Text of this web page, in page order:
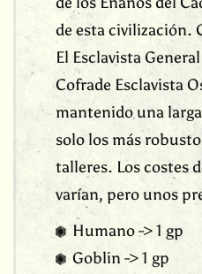
de esta civilización.
El Esclavista
Cofrade Esclavista
mantenido una
solo los más
talleres. Los costes
varían, pero unos
Humano -> 1 gp
Goblin -> 1 gp